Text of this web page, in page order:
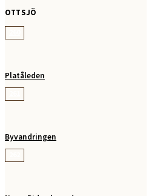
OTTSJÖ
Platåleden
Byvandringen